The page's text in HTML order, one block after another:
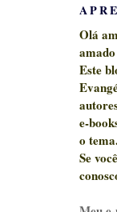
Olá
Este
e-
o tema.
Se